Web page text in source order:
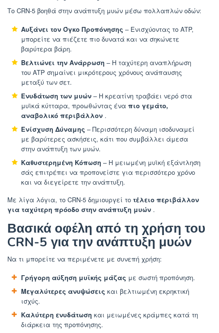
Το CRN-5 βοηθά στην ανάπτυξη μυών μέσω πολλαπλών οδών:
Αυξάνει τον Όγκο Προπόνησης – Ενισχύοντας το ATP,
μπορείτε να πιέζετε πιο δυνατά και να σηκώνετε
βαρύτερα βάρη.
Βελτιώνει την Ανάρρωση – Η ταχύτερη αναπλήρωση
του ATP σημαίνει μικρότερους χρόνους ανάπαυσης
μεταξύ των σετ.
Ενυδάτωση των μυών – Η κρεατίνη τραβάει νερό στα
μυϊκά κύτταρα, προωθώντας ένα πιο γεμάτο,
αναβολικό περιβάλλον .
Ενίσχυση Δύναμης – Περισσότερη δύναμη ισοδυναμεί
με βαρύτερες ασκήσεις, κάτι που συμβάλλει άμεσα
στην ανάπτυξη των μυών.
Καθυστερημένη Κόπωση – Η μειωμένη μυϊκή εξάντληση
σάς επιτρέπει να προπονείστε για περισσότερο χρόνο
και να διεγείρετε την ανάπτυξη.
Με λίγα λόγια, το CRN-5 δημιουργεί το τέλειο περιβάλλον
για ταχύτερη πρόοδο στην ανάπτυξη μυών .
Βασικά οφέλη από τη χρήση του
CRN-5 για την ανάπτυξη μυών
Να τι μπορείτε να περιμένετε με συνεπή χρήση:
Γρήγορη αύξηση μυϊκής μάζας με σωστή προπόνηση.
Μεγαλύτερες ανυψώσεις και βελτιωμένη εκρηκτική
ισχύς.
Καλύτερη ενυδάτωση και μειωμένες κράμπες κατά τη
διάρκεια της προπόνησης.